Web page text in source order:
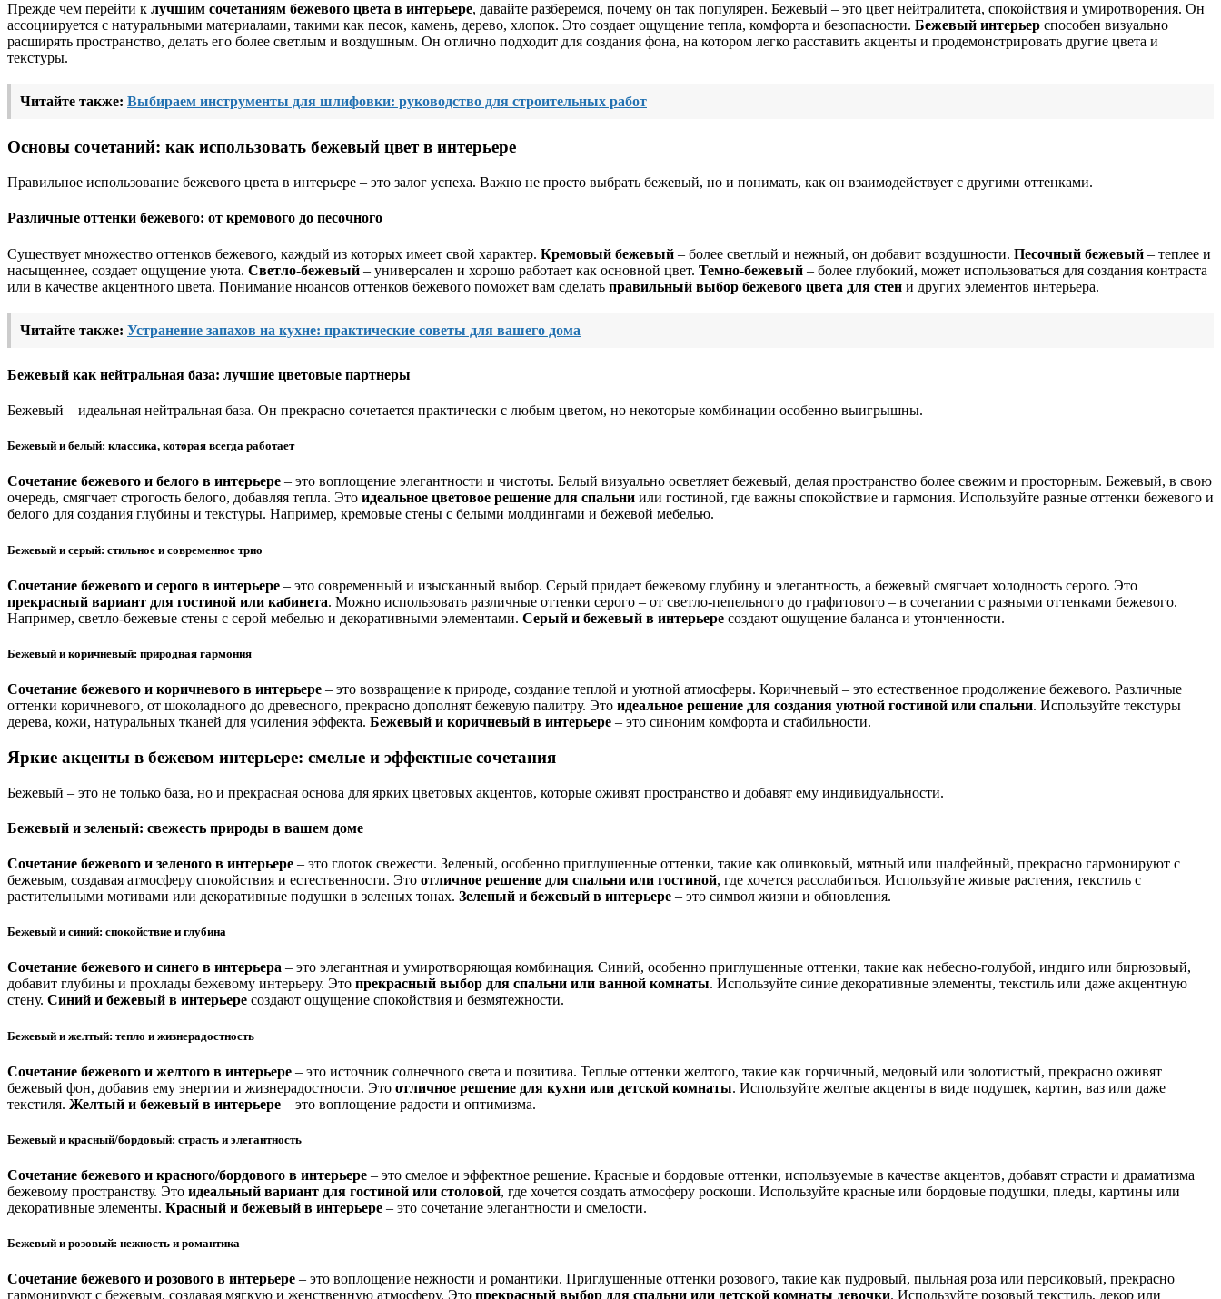
Прежде чем перейти к лучшим сочетаниям бежевого цвета в интерьере, давайте разберемся, почему он так популярен. Бежевый – это цвет нейтралитета, спокойствия и умиротворения. Он
ассоциируется с натуральными материалами, такими как песок, камень, дерево, хлопок. Это создает ощущение тепла, комфорта и безопасности. Бежевый интерьер способен визуально
расширять пространство, делать его более светлым и воздушным. Он отлично подходит для создания фона, на котором легко расставить акценты и продемонстрировать другие цвета и
текстуры.
Читайте также: Выбираем инструменты для шлифовки: руководство для строительных работ
Основы сочетаний: как использовать бежевый цвет в интерьере
Правильное использование бежевого цвета в интерьере – это залог успеха. Важно не просто выбрать бежевый, но и понимать, как он взаимодействует с другими оттенками.
Различные оттенки бежевого: от кремового до песочного
Существует множество оттенков бежевого, каждый из которых имеет свой характер. Кремовый бежевый – более светлый и нежный, он добавит воздушности. Песочный бежевый – теплее и
насыщеннее, создает ощущение уюта. Светло-бежевый – универсален и хорошо работает как основной цвет. Темно-бежевый – более глубокий, может использоваться для создания контраста
или в качестве акцентного цвета. Понимание нюансов оттенков бежевого поможет вам сделать правильный выбор бежевого цвета для стен и других элементов интерьера.
Читайте также: Устранение запахов на кухне: практические советы для вашего дома
Бежевый как нейтральная база: лучшие цветовые партнеры
Бежевый – идеальная нейтральная база. Он прекрасно сочетается практически с любым цветом, но некоторые комбинации особенно выигрышны.
Бежевый и белый: классика, которая всегда работает
Сочетание бежевого и белого в интерьере – это воплощение элегантности и чистоты. Белый визуально осветляет бежевый, делая пространство более свежим и просторным. Бежевый, в свою
очередь, смягчает строгость белого, добавляя тепла. Это идеальное цветовое решение для спальни или гостиной, где важны спокойствие и гармония. Используйте разные оттенки бежевого и
белого для создания глубины и текстуры. Например, кремовые стены с белыми молдингами и бежевой мебелью.
Бежевый и серый: стильное и современное трио
Сочетание бежевого и серого в интерьере – это современный и изысканный выбор. Серый придает бежевому глубину и элегантность, а бежевый смягчает холодность серого. Это
прекрасный вариант для гостиной или кабинета. Можно использовать различные оттенки серого – от светло-пепельного до графитового – в сочетании с разными оттенками бежевого.
Например, светло-бежевые стены с серой мебелью и декоративными элементами. Серый и бежевый в интерьере создают ощущение баланса и утонченности.
Бежевый и коричневый: природная гармония
Сочетание бежевого и коричневого в интерьере – это возвращение к природе, создание теплой и уютной атмосферы. Коричневый – это естественное продолжение бежевого. Различные
оттенки коричневого, от шоколадного до древесного, прекрасно дополнят бежевую палитру. Это идеальное решение для создания уютной гостиной или спальни. Используйте текстуры
дерева, кожи, натуральных тканей для усиления эффекта. Бежевый и коричневый в интерьере – это синоним комфорта и стабильности.
Яркие акценты в бежевом интерьере: смелые и эффектные сочетания
Бежевый – это не только база, но и прекрасная основа для ярких цветовых акцентов, которые оживят пространство и добавят ему индивидуальности.
Бежевый и зеленый: свежесть природы в вашем доме
Сочетание бежевого и зеленого в интерьере – это глоток свежести. Зеленый, особенно приглушенные оттенки, такие как оливковый, мятный или шалфейный, прекрасно гармонируют с
бежевым, создавая атмосферу спокойствия и естественности. Это отличное решение для спальни или гостиной, где хочется расслабиться. Используйте живые растения, текстиль с
растительными мотивами или декоративные подушки в зеленых тонах. Зеленый и бежевый в интерьере – это символ жизни и обновления.
Бежевый и синий: спокойствие и глубина
Сочетание бежевого и синего в интерьера – это элегантная и умиротворяющая комбинация. Синий, особенно приглушенные оттенки, такие как небесно-голубой, индиго или бирюзовый,
добавит глубины и прохлады бежевому интерьеру. Это прекрасный выбор для спальни или ванной комнаты. Используйте синие декоративные элементы, текстиль или даже акцентную
стену. Синий и бежевый в интерьере создают ощущение спокойствия и безмятежности.
Бежевый и желтый: тепло и жизнерадостность
Сочетание бежевого и желтого в интерьере – это источник солнечного света и позитива. Теплые оттенки желтого, такие как горчичный, медовый или золотистый, прекрасно оживят
бежевый фон, добавив ему энергии и жизнерадостности. Это отличное решение для кухни или детской комнаты. Используйте желтые акценты в виде подушек, картин, ваз или даже
текстиля. Желтый и бежевый в интерьере – это воплощение радости и оптимизма.
Бежевый и красный/бордовый: страсть и элегантность
Сочетание бежевого и красного/бордового в интерьере – это смелое и эффектное решение. Красные и бордовые оттенки, используемые в качестве акцентов, добавят страсти и драматизма
бежевому пространству. Это идеальный вариант для гостиной или столовой, где хочется создать атмосферу роскоши. Используйте красные или бордовые подушки, пледы, картины или
декоративные элементы. Красный и бежевый в интерьере – это сочетание элегантности и смелости.
Бежевый и розовый: нежность и романтика
Сочетание бежевого и розового в интерьере – это воплощение нежности и романтики. Приглушенные оттенки розового, такие как пудровый, пыльная роза или персиковый, прекрасно
гармонируют с бежевым, создавая мягкую и женственную атмосферу. Это прекрасный выбор для спальни или детской комнаты девочки. Используйте розовый текстиль, декор или